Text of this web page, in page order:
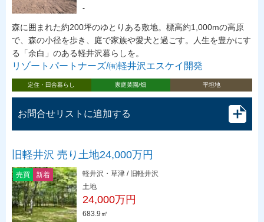
-
森に囲まれた約200坪のゆとりある敷地。標高約1,000mの高原
で、森の小径を歩き、庭で家族や愛犬と過ごす。人生を豊かにす
る「余白」のある軽井沢暮らしを。
リゾートパートナーズ/㈲軽井沢エスケイ開発
定住・田舎暮らし 家庭菜園/畑 平坦地
お問合せリストに追加する
旧軽井沢 売り土地24,000万円
売買 新着
軽井沢・草津 / 旧軽井沢
土地
24,000万円
683.9㎡